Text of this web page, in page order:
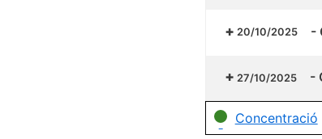
20/10/2025 -
27/10/2025 -
Categorías
Concentració